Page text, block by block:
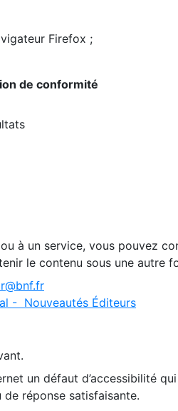
Firefox ;
de conformité
à un service, vous pouvez
le contenu sous une autre
- Nouveautés Éditeurs
un défaut d’accessibilité
réponse satisfaisante.